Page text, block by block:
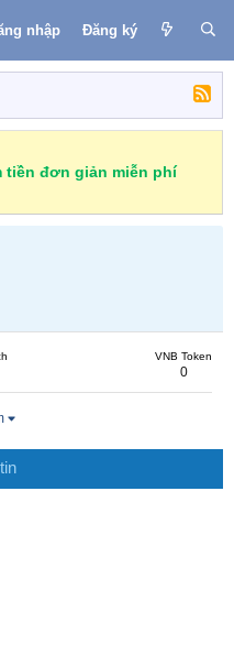
nhập Đăng ký
tiền đơn giản miễn phí
VNB Token
0